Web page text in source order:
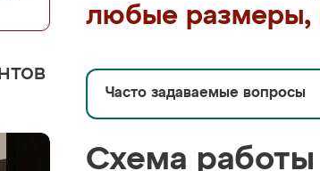
любые размеры,
Часто задаваемые вопросы
Схема работы